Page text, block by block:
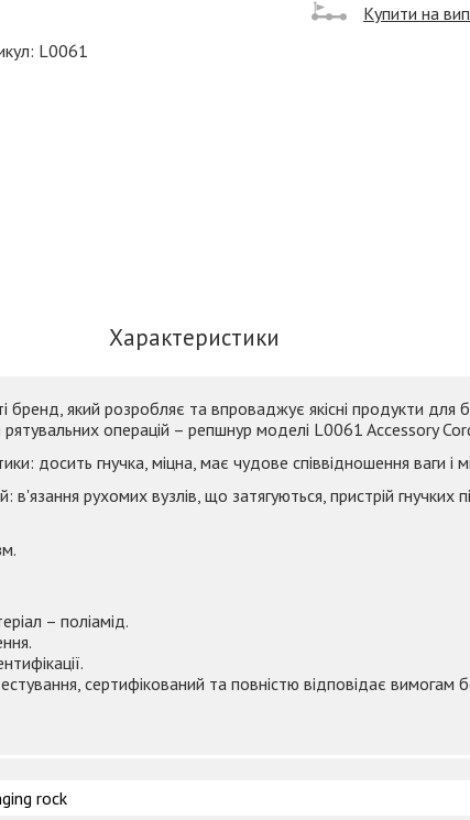
Купити на
L0061
Характеристики
бренд, який розробляє та впроваджує якісні продукти для
операцій – репшнур моделі L0061 Accessory
досить гнучка, міцна, має чудове співвідношення ваги і
рухомих вузлів, що затягуються, пристрій гнучких
– поліамід.
сертифікований та повністю відповідає
rock